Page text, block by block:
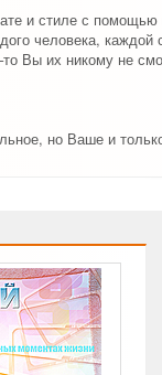
и стиле с помощью
человека, каждой
Вы их никому не
но Ваше и